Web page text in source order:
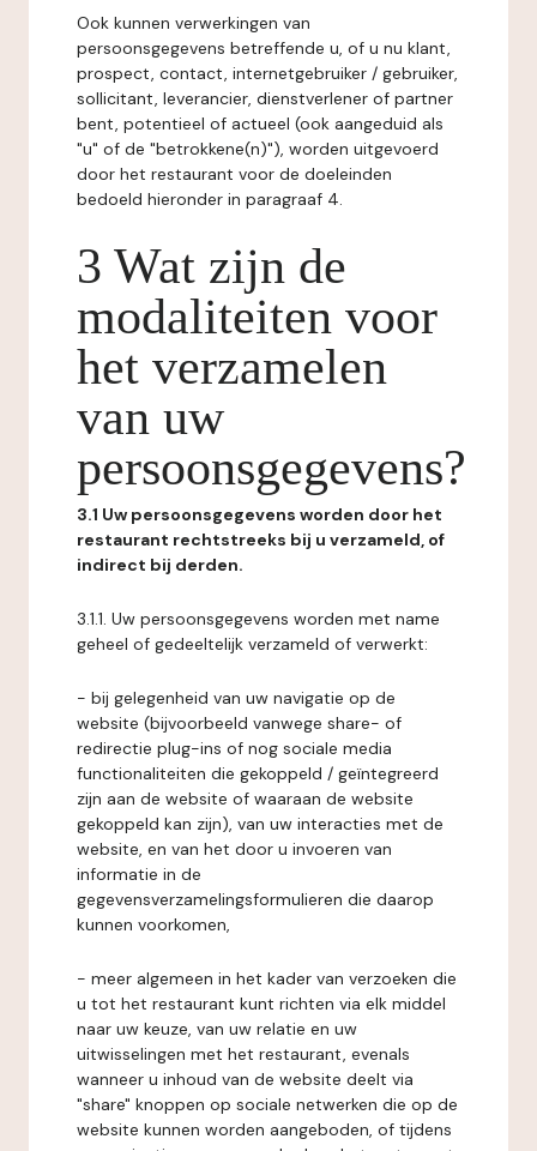
Ook kunnen verwerkingen van
persoonsgegevens betreffende u, of u nu klant,
prospect, contact, internetgebruiker / gebruiker,
sollicitant, leverancier, dienstverlener of partner
bent, potentieel of actueel (ook aangeduid als
"u" of de "betrokkene(n)"), worden uitgevoerd
door het restaurant voor de doeleinden
bedoeld hieronder in paragraaf 4.
3 Wat zijn de
modaliteiten voor
het verzamelen
van uw
persoonsgegevens?
3.1 Uw persoonsgegevens worden door het
restaurant rechtstreeks bij u verzameld, of
indirect bij derden.
3.1.1. Uw persoonsgegevens worden met name
geheel of gedeeltelijk verzameld of verwerkt:
- bij gelegenheid van uw navigatie op de
website (bijvoorbeeld vanwege share- of
redirectie plug-ins of nog sociale media
functionaliteiten die gekoppeld / geïntegreerd
zijn aan de website of waaraan de website
gekoppeld kan zijn), van uw interacties met de
website, en van het door u invoeren van
informatie in de
gegevensverzamelingsformulieren die daarop
kunnen voorkomen,
- meer algemeen in het kader van verzoeken die
u tot het restaurant kunt richten via elk middel
naar uw keuze, van uw relatie en uw
uitwisselingen met het restaurant, evenals
wanneer u inhoud van de website deelt via
"share" knoppen op sociale netwerken die op de
website kunnen worden aangeboden, of tijdens